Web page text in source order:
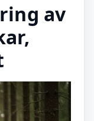
av